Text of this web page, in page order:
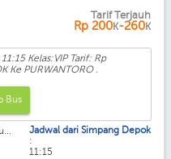
Tarif Terjauh
Rp 200K-260K
Kelas:VIP Tarif: Rp
Ke PURWANTORO .
Bus
Jadwal dari Simpang Depok
:
11:15